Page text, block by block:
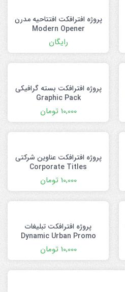
پروژه افترافکت افتتاحیه مدرن
Modern Opener
رایگان
پروژه افترافکت بسته گرافیکی
Graphic Pack
10,000 تومان
پروژه افترافکت عناوین شرکتی
Corporate Titles
10,000 تومان
پروژه افترافکت تبلیغات
Dynamic Urban Promo
10,000 تومان